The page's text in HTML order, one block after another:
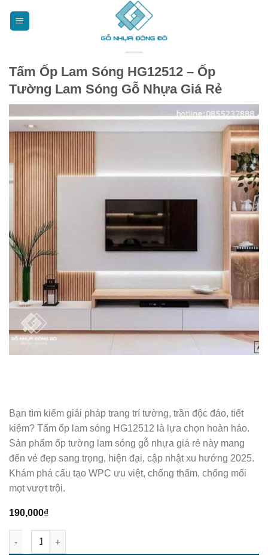
Tấm Ốp Lam Sóng HG12512 – Ốp
Tường Lam Sóng Gỗ Nhựa Giá Rẻ
Bạn tìm kiếm giải pháp trang trí tường, trần độc đáo, tiết
kiệm? Tấm ốp lam sóng HG12512 là lựa chọn hoàn hảo.
Sản phẩm ốp tường lam sóng gỗ nhựa giá rẻ này mang
đến vẻ đẹp sang trọng, hiện đại, cập nhật xu hướng 2025.
Khám phá cấu tạo WPC ưu việt, chống thấm, chống mối
mọt vượt trội.
190,000₫
Tấm Ốp Lam Sóng HG12512 - Ốp Tường Lam Sóng Gỗ Nhựa